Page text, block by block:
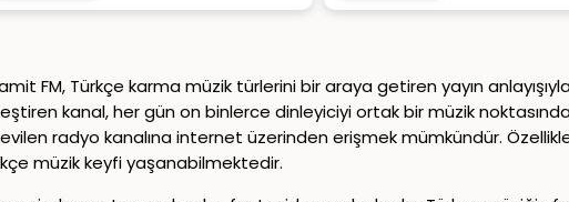
FM, Türkçe karma müzik türlerini bir araya getiren yayın
kanal, her gün on binlerce dinleyiciyi ortak bir müzik
radyo kanalına internet üzerinden erişmek mümkündür.
müzik keyfi yaşanabilmektedir.